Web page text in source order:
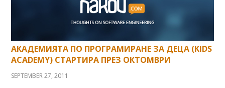
АКАДЕМИЯТА ПО ПРОГРАМИРАНЕ ЗА ДЕЦА (KIDS
ACADEMY) СТАРТИРА ПРЕЗ ОКТОМВРИ
SEPTEMBER 27, 2011